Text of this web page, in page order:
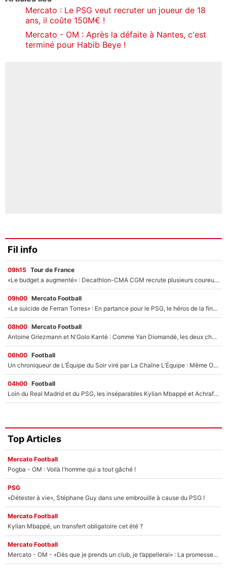
Mercato : Le PSG veut recruter un joueur de 18
ans, il coûte 150M€ !
Mercato - OM : Après la défaite à Nantes, c'est
terminé pour Habib Beye !
Fil info
09h15 Tour de France
«Le budget a augmenté» : Decathlon-CMA CGM recrute plusieurs coureurs pour offrir à Paul Seixas une équipe pour gagner le Tour de France 2027
09h00 Mercato Football
«Le suicide de Ferran Torres» : En partance pour le PSG, le héros de la finale de la Coupe du monde s'attire les foudres de la presse espagnole !
08h00 Mercato Football
Antoine Griezmann et N'Golo Kanté : Comme Yan Diomandé, les deux champions du monde ont refusé de signer au PSG !
06h00 Football
Un chroniqueur de L’Équipe du Soir viré par La Chaîne L’Équipe : Même Olivier Ménard n’avait pas pu empêcher son départ, «je l’ai appris sur Twitter, je l’ai vécu assez mal»
04h00 Football
Loin du Real Madrid et du PSG, les inséparables Kylian Mbappé et Achraf Hakimi changent d'équipe le temps d'une journée !
Top Articles
Mercato Football
Pogba - OM : Voilà l'homme qui a tout gâché !
PSG
«Détester à vie», Stéphane Guy dans une embrouille à cause du PSG !
Mercato Football
Kylian Mbappé, un transfert obligatoire cet été ?
Mercato Football
Mercato - OM - «Dès que je prends un club, je t’appellerai» : La promesse de Marcelino au moment de claquer la porte